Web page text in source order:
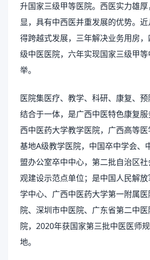
升国家三级甲等医院。西医实力雄
显，具有中西医并重发展的优势。
得跨越式发展，三年解决业务用房
级中医医院，六年实现国家三级甲
举。
医院集医疗、教学、科研、康复、
结合于一体，是广西中医特色康复
西中医药大学教学医院，广西高等
基地A级教学医院，中国卒中学会、
盟办公室卒中中心，第二批自治区
观建设示范点单位；是中国人民解
学中心、广西中医药大学第一附属
院、深圳市中医院、广东省第二中
院，2020年获国家第三批中医医师
地。